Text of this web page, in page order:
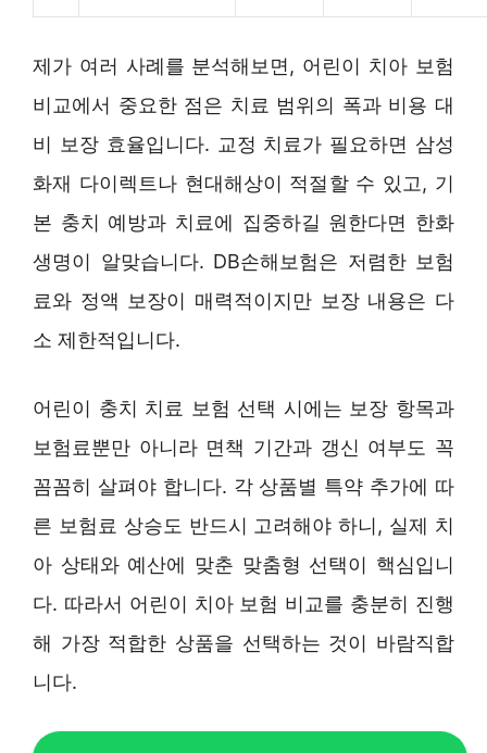
제가 여러 사례를 분석해보면, 어린이 치아 보험
비교에서 중요한 점은 치료 범위의 폭과 비용 대
비 보장 효율입니다. 교정 치료가 필요하면 삼성
화재 다이렉트나 현대해상이 적절할 수 있고, 기
본 충치 예방과 치료에 집중하길 원한다면 한화
생명이 알맞습니다. DB손해보험은 저렴한 보험
료와 정액 보장이 매력적이지만 보장 내용은 다
소 제한적입니다.
어린이 충치 치료 보험 선택 시에는 보장 항목과
보험료뿐만 아니라 면책 기간과 갱신 여부도 꼭
꼼꼼히 살펴야 합니다. 각 상품별 특약 추가에 따
른 보험료 상승도 반드시 고려해야 하니, 실제 치
아 상태와 예산에 맞춘 맞춤형 선택이 핵심입니
다. 따라서 어린이 치아 보험 비교를 충분히 진행
해 가장 적합한 상품을 선택하는 것이 바람직합
니다.